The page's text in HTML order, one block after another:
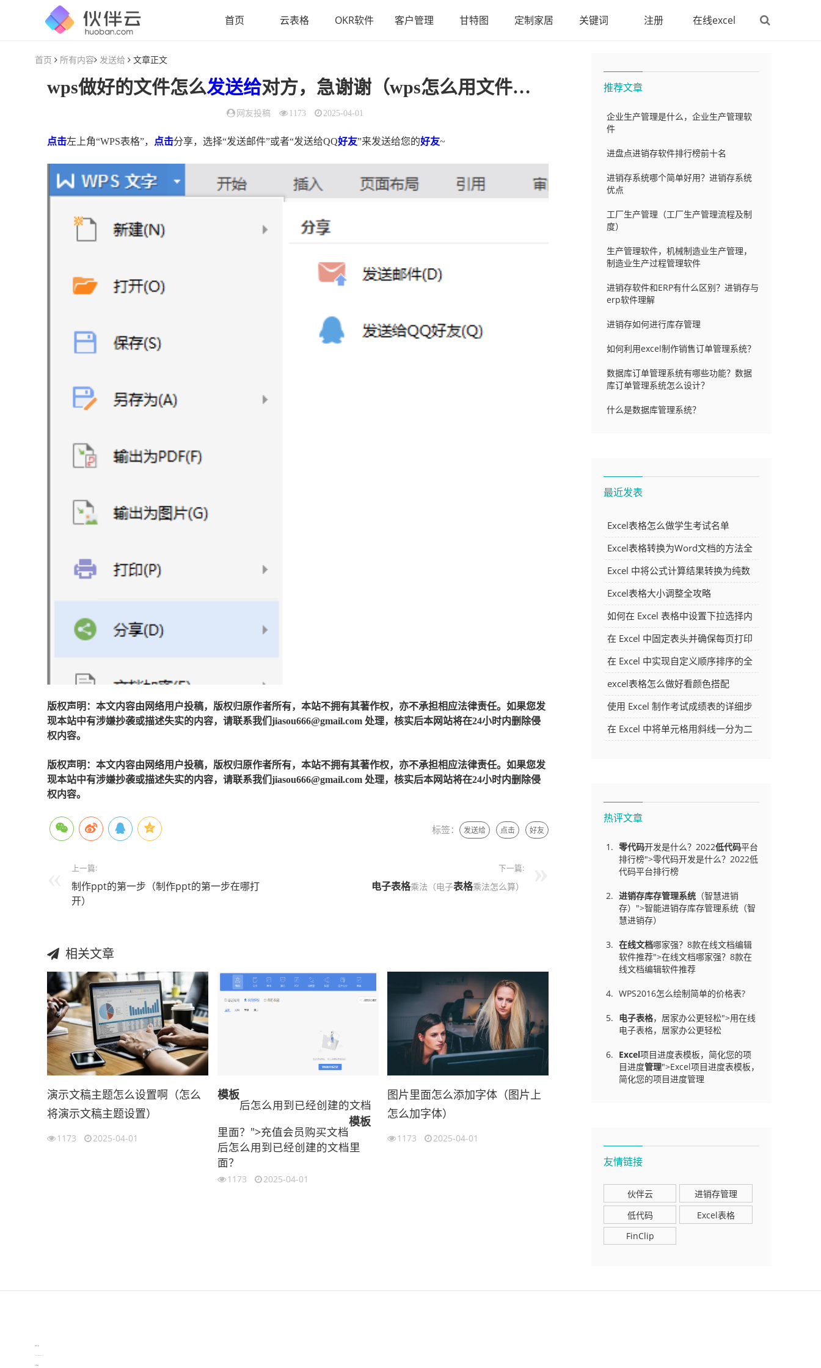
首页 云表格 OKR软件 客户管理 甘特图 定制家居 关键词 注册 在线excel
首页 所有内容 发送给 文章正文
wps做好的文件怎么发送给对方，急谢谢（wps怎么用文件的方式发送）
网友投稿 1173 2025-04-01
点击左上角“WPS表格”， 点击分享，选择“发送邮件”或者“发送给QQ好友”来发送给您的好友~
版权声明：本文内容由网络用户投稿，版权归原作者所有，本站不拥有其著作权，亦不承担相应法律责任。如果您发
现本站中有涉嫌抄袭或描述失实的内容，请联系我们jiasou666@gmail.com 处理，核实后本网站将在24小时内删除侵
权内容。
版权声明：本文内容由网络用户投稿，版权归原作者所有，本站不拥有其著作权，亦不承担相应法律责任。如果您发
现本站中有涉嫌抄袭或描述失实的内容，请联系我们jiasou666@gmail.com 处理，核实后本网站将在24小时内删除侵
权内容。
标签： 发送给 点击 好友
上一篇:
制作ppt的第一步（制作ppt的第一步在哪打
开）
下一篇:
电子表格乘法（电子表格乘法怎么算）
相关文章
演示文稿主题怎么设置啊（怎么
将演示文稿主题设置）
1173 2025-04-01
模板
后怎么用到已经创建的文档
里面？">充值会员购买文档
模板
后怎么用到已经创建的文档里
面？
1173 2025-04-01
图片里面怎么添加字体（图片上
怎么加字体）
1173 2025-04-01
推荐文章
企业生产管理是什么，企业生产管理软
件
进盘点进销存软件排行榜前十名
进销存系统哪个简单好用？进销存系统
优点
工厂生产管理（工厂生产管理流程及制
度）
生产管理软件，机械制造业生产管理，
制造业生产过程管理软件
进销存软件和ERP有什么区别？进销存与
erp软件理解
进销存如何进行库存管理
如何利用excel制作销售订单管理系统？
数据库订单管理系统有哪些功能？数据
库订单管理系统怎么设计？
什么是数据库管理系统？
最近发表
Excel表格怎么做学生考试名单
Excel表格转换为Word文档的方法全
解析
Excel 中将公式计算结果转换为纯数
字的多种方法
Excel表格大小调整全攻略
如何在 Excel 表格中设置下拉选择内
容
在 Excel 中固定表头并确保每页打印
时都显示表头的方法详解
在 Excel 中实现自定义顺序排序的全
面指南
excel表格怎么做好看颜色搭配
使用 Excel 制作考试成绩表的详细步
骤及技巧
在 Excel 中将单元格用斜线一分为二
热评文章
零代码开发是什么？2022低代码平台
排行榜">零代码开发是什么？2022低
代码平台排行榜
进销存库存管理系统 （智慧进销
存）">智能进销存库存管理系统（智
慧进销存）
在线文档哪家强？8款在线文档编辑
软件推荐">在线文档哪家强？8款在
线文档编辑软件推荐
WPS2016怎么绘制简单的价格表?
电子表格，居家办公更轻松">用在线
电子表格，居家办公更轻松
Excel项目进度表模板，简化您的项
目进度管理">Excel项目进度表模板，
简化您的项目进度管理
友情链接
伙伴云
进销存管理
低代码
Excel表格
FinClip